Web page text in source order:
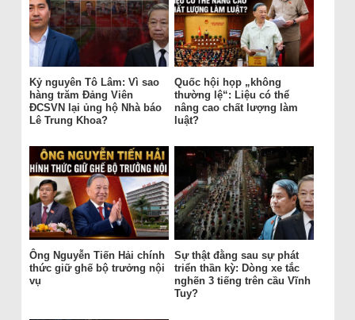
Kỷ nguyên Tô Lâm: Vì sao
hàng trăm Đảng Viên
ĐCSVN lại ủng hộ Nhà báo
Lê Trung Khoa?
Quốc hội họp „không
thường lệ“: Liệu có thể
nâng cao chất lượng làm
luật?
Ông Nguyễn Tiến Hải chính
thức giữ ghế bộ trưởng nội
vụ
Sự thật đằng sau sự phát
triển thần kỳ: Dòng xe tắc
nghẽn 3 tiếng trên cầu Vĩnh
Tuy?